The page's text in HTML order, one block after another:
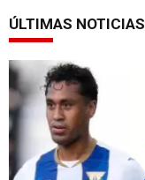
ÚLTIMAS NOTICIAS